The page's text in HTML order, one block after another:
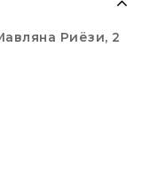
Риёзи, 2